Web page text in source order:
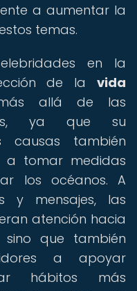
a aumentar la
temas.
en la
de la vida
allá de las
ya que su
causas también
a tomar medidas
los océanos. A
y mensajes, las
atención hacia
sino que también
a apoyar
hábitos más